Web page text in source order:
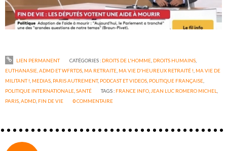
LIEN PERMANENT CATÉGORIES : DROITS DE L'HOMME, DROITS HUMAINS,
EUTHANASIE, ADMD ET WFRTDS MA RETRAITE MA VIE D'HEUREUX RETRAITÉ ! MA VIE DE
MILITANT ! MEDIAS PARIS AUTREMENT, PODCAST ET VIDEOS POLITIQUE FRANÇAISE
POLITIQUE INTERNATIONALE ,SANTÉ TAGS : FRANCE INFO JEAN LUC ROMERO MICHEL
PARIS ,ADMD FIN DE VIE 0COMMENTAIRE